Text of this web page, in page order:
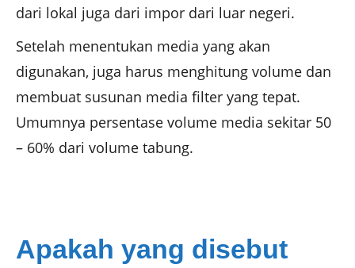
dari lokal juga dari impor dari luar negeri.
Setelah menentukan media yang akan
digunakan, juga harus menghitung volume dan
membuat susunan media filter yang tepat.
Umumnya persentase volume media sekitar 50
– 60% dari volume tabung.
Apakah yang disebut